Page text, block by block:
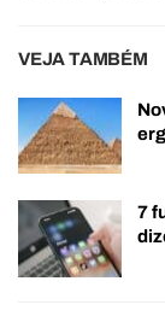
VEJA TAMBÉM
7